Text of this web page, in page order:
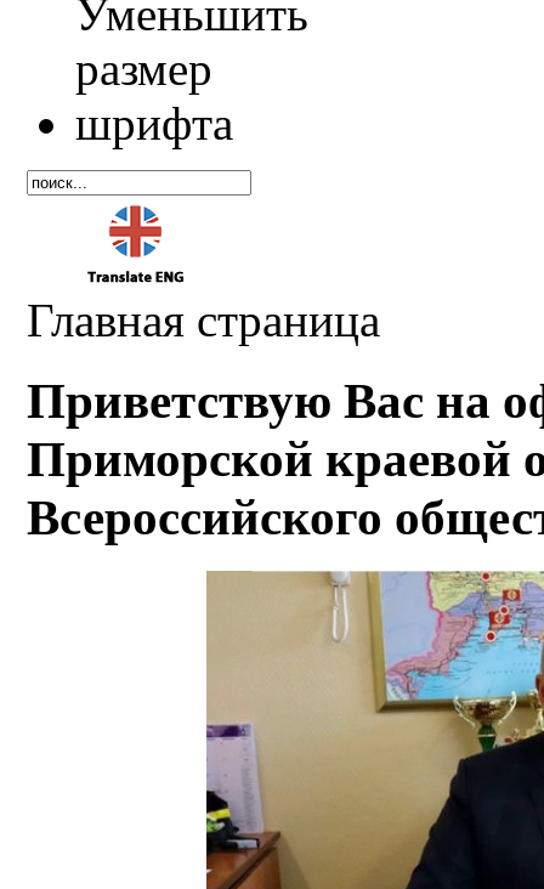
Главная страница
Приветствую Вас на
Приморской краевой
Всероссийского